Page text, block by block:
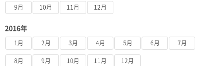
9月 10月 11月 12月
2016年
1月 2月 3月 4月 5月 6月 7月
8月 9月 10月 11月 12月